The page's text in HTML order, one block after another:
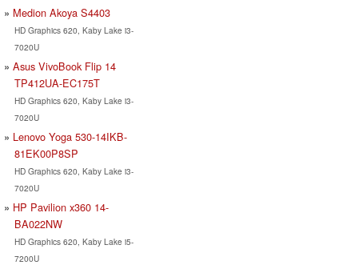
Medion Akoya S4403
HD Graphics 620, Kaby Lake i3-
7020U
Asus VivoBook Flip 14
TP412UA-EC175T
HD Graphics 620, Kaby Lake i3-
7020U
Lenovo Yoga 530-14IKB-
81EK00P8SP
HD Graphics 620, Kaby Lake i3-
7020U
HP Pavilion x360 14-
BA022NW
HD Graphics 620, Kaby Lake i5-
7200U